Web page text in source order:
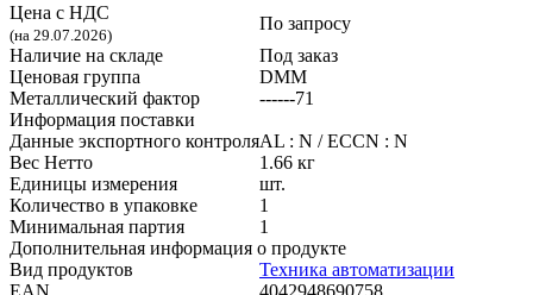
Цена с НДС
(на 29.07.2026)
По запросу
Наличие на складе
Под заказ
Ценовая группа
DMM
Металлический фактор
------71
Информация поставки
Данные экспортного контроляAL : N / ECCN : N
Вес Нетто
1.66 кг
Единицы измерения
шт.
Количество в упаковке
1
Минимальная партия
1
Дополнительная информация о продукте
Вид продуктов
Техника автоматизации
EAN
4042948690758